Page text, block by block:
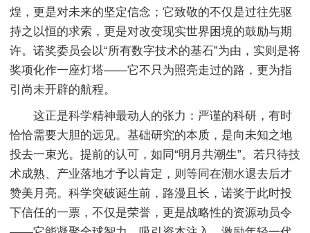
煌，更是对未来的坚定信念；它致敬的不仅是过往先驱
持之以恒的求索，更是对改变现实世界困境的鼓励与期
许。诺奖委员会以“所有数字技术的基石”为由，实则是将
奖项化作一座灯塔——它不只为照亮走过的路，更为指
引尚未开辟的航程。
这正是科学精神最动人的张力：严谨的科研，有时
恰恰需要大胆的远见。基础研究的本质，是向未知之地
投去一束光。提前的认可，如同“明月共潮生”。若只待技
术成熟、产业落地才予以肯定，则等同在潮水退去后才
赞美月亮。科学突破诞生前，路漫且长，诺奖于此时投
下信任的一票，不仅是荣誉，更是战略性的资源动员令